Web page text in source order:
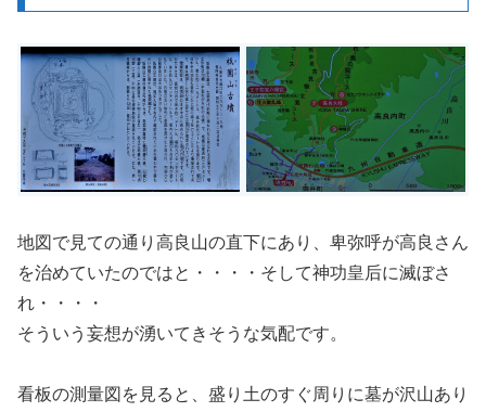
地図で見ての通り高良山の直下にあり、卑弥呼が高良さん
を治めていたのではと・・・・そして神功皇后に滅ぼさ
れ・・・・
そういう妄想が湧いてきそうな気配です。
看板の測量図を見ると、盛り土のすぐ周りに墓が沢山あり